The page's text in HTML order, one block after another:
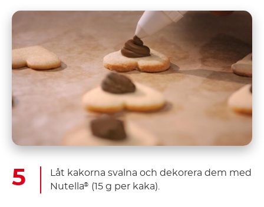
Låt kakorna svalna och dekorera dem med
Nutella® (15 g per kaka).